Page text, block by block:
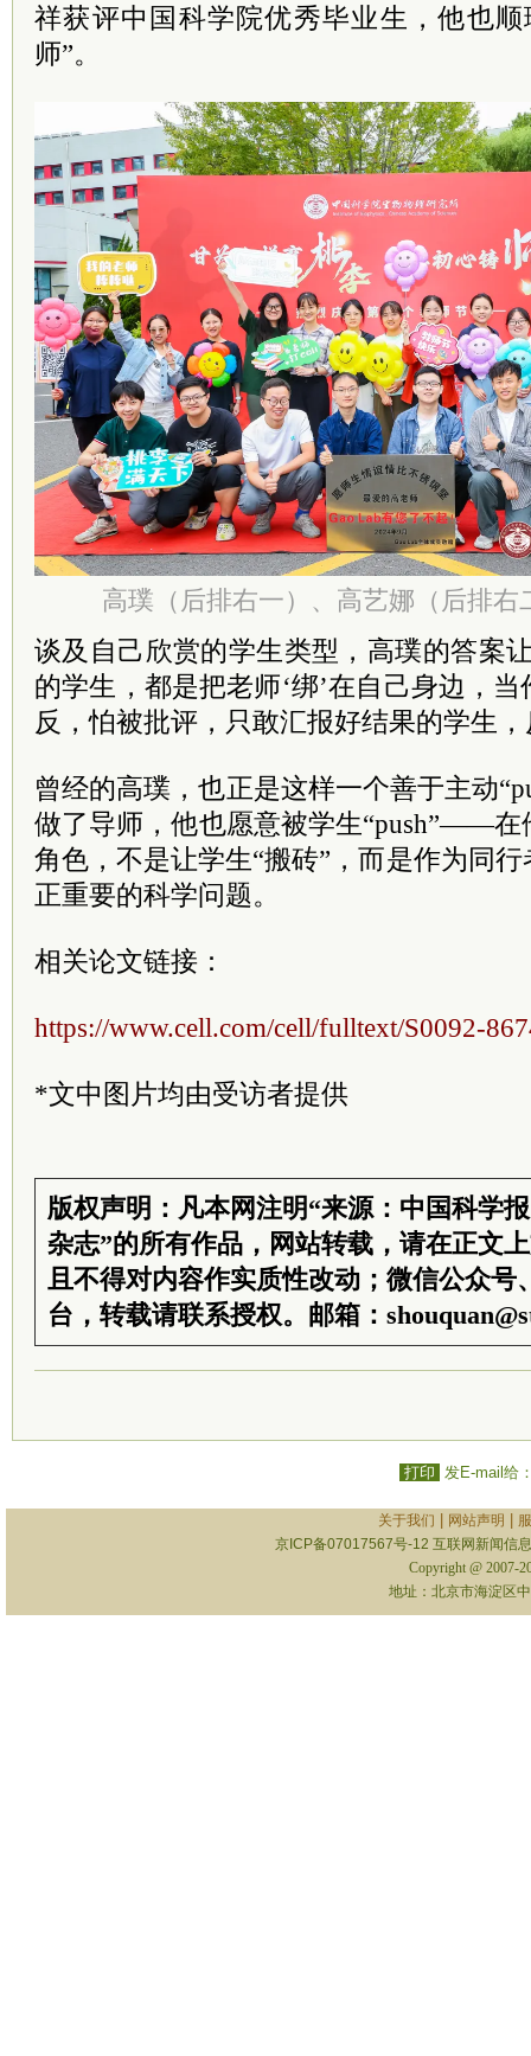
祥获评中国科学院优秀毕业生，他也
师”。
高璞（后排右一）、高艺娜（后排右
谈及自己欣赏的学生类型，高璞的答案
的学生，都是把老师‘绑’在自己身边，
反，怕被批评，只敢汇报好结果的学生
曾经的高璞，也正是这样一个善于主动
做了导师，他也愿意被学生“push”——在
角色，不是让学生“搬砖”，而是作为同
正重要的科学问题。
相关论文链接：
https://www.cell.com/cell/fulltext/S0092-
*文中图片均由受访者提供
版权声明：凡本网注明“来源：中国科学
杂志”的所有作品，网站转载，请在正文
且不得对内容作实质性改动；微信公众号
台，转载请联系授权。邮箱：
打印 发E-mail给
关于我们 网站声明
京ICP备07017567号-12 互联网新闻信
Copyright @ 2007-
地址：北京市海淀区